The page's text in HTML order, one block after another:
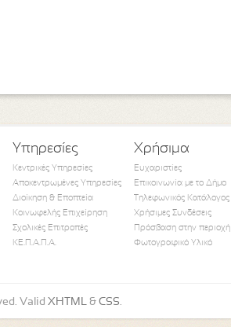
Υπηρεσίες
Κεντρικές Υπηρεσίες
Αποκεντρωμένες Υπηρεσίες
Διοίκηση & Εποπτεία
Κοινωφελής Επιχείρηση
Σχολικές Επιτροπές
ΚΕ.Π.Α.Π.Α.
Χρήσιμα
Ευχαριστίες
Επικοινωνία με το Δήμο
Τηλεφωνικός Κατάλογος
Χρήσιμες Συνδέσεις
Πρόσβαση στην περιοχή
Φωτογραφικό Υλικό
Follow UsWatch Us
Valid XHTML & CSS.